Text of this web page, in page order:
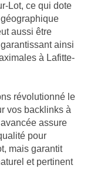
Lot, ce qui dote
aussi être
ainsi
à Lafitte-
révolutionné le
vos backlinks à
assure
pour
mais garantit
et pertinent